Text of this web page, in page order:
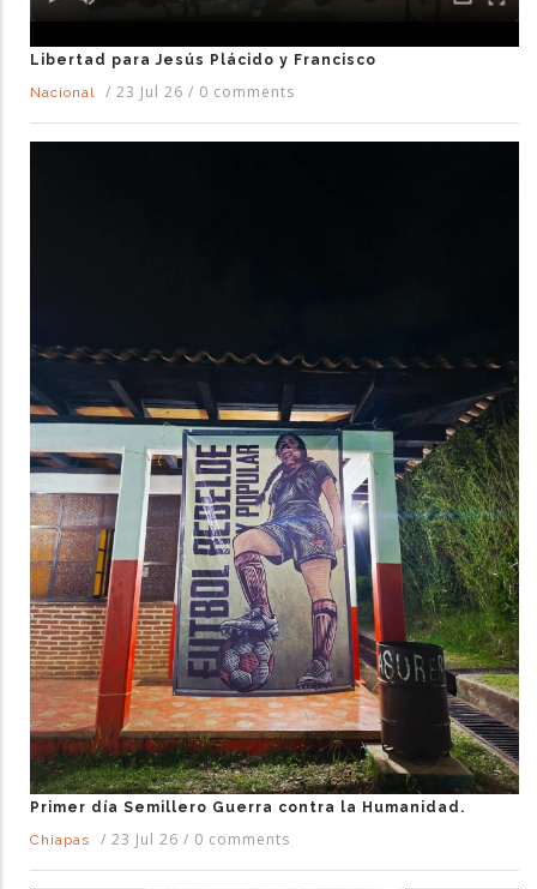
Libertad para Jesús Plácido y Francisco
Nacional
/ 23 Jul 26 / 0 comments
Primer día Semillero Guerra contra la Humanidad.
Chiapas
/ 23 Jul 26 / 0 comments